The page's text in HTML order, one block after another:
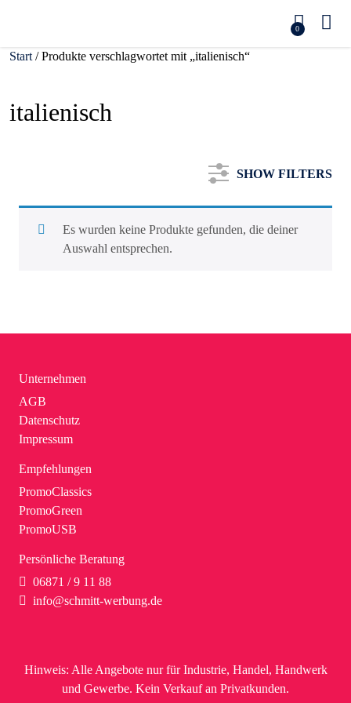
0
Start / Produkte verschlagwortet mit „italienisch“
italienisch
SHOW FILTERS
Es wurden keine Produkte gefunden, die deiner
Auswahl entsprechen.
Unternehmen
AGB
Datenschutz
Impressum
Empfehlungen
PromoClassics
PromoGreen
PromoUSB
Persönliche Beratung
06871 / 9 11 88
info@schmitt-werbung.de
Hinweis: Alle Angebote nur für Industrie, Handel, Handwerk
und Gewerbe. Kein Verkauf an Privatkunden.